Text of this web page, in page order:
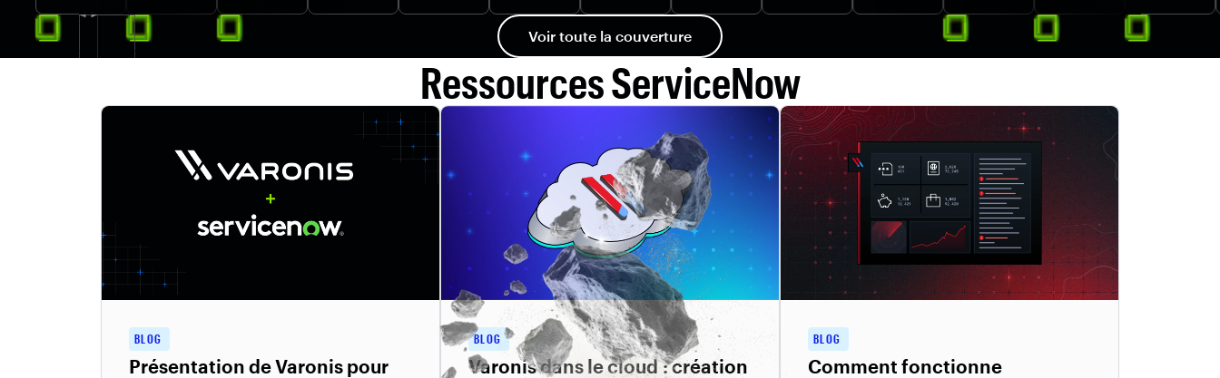
Voir toute la couverture
Ressources ServiceNow
BLOG
Présentation de Varonis pour
BLOG
Varonis dans le cloud : création
BLOG
Comment fonctionne